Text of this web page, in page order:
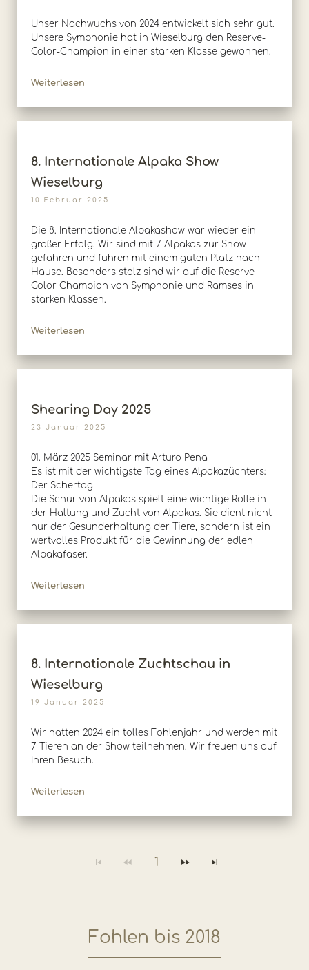
Unser Nachwuchs von 2024 entwickelt sich sehr gut.
Unsere Symphonie hat in Wieselburg den Reserve-
Color-Champion in einer starken Klasse gewonnen.
Weiterlesen
8. Internationale Alpaka Show
Wieselburg
10 Februar 2025
Die 8. Internationale Alpakashow war wieder ein
großer Erfolg. Wir sind mit 7 Alpakas zur Show
gefahren und fuhren mit einem guten Platz nach
Hause. Besonders stolz sind wir auf die Reserve
Color Champion von Symphonie und Ramses in
starken Klassen.
Weiterlesen
Shearing Day 2025
23 Januar 2025
01. März 2025 Seminar mit Arturo Pena
Es ist mit der wichtigste Tag eines Alpakazüchters:
Der Schertag
Die Schur von Alpakas spielt eine wichtige Rolle in
der Haltung und Zucht von Alpakas. Sie dient nicht
nur der Gesunderhaltung der Tiere, sondern ist ein
wertvolles Produkt für die Gewinnung der edlen
Alpakafaser.
Weiterlesen
8. Internationale Zuchtschau in
Wieselburg
19 Januar 2025
Wir hatten 2024 ein tolles Fohlenjahr und werden mit
7 Tieren an der Show teilnehmen. Wir freuen uns auf
Ihren Besuch.
Weiterlesen
1
Fohlen bis 2018